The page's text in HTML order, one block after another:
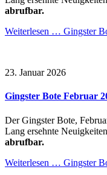
abrufbar.
Weiterlesen … Gingster
23. Januar 2026
Gingster Bote Februar
Der Gingster Bote,
Lang ersehnte
abrufbar.
Weiterlesen … Gingster